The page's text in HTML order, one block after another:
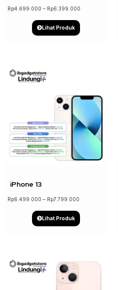
Rp4.699.000 – Rp6.399.000
Lihat Produk
iPhone 13
Rp6.499.000 – Rp7.799.000
Lihat Produk